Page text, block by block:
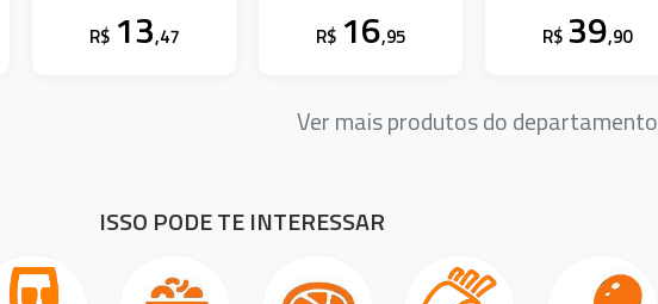
R$ 13,47 R$ 16,95 R$ 39,90
Ver mais produtos do departamento
ISSO PODE TE INTERESSAR